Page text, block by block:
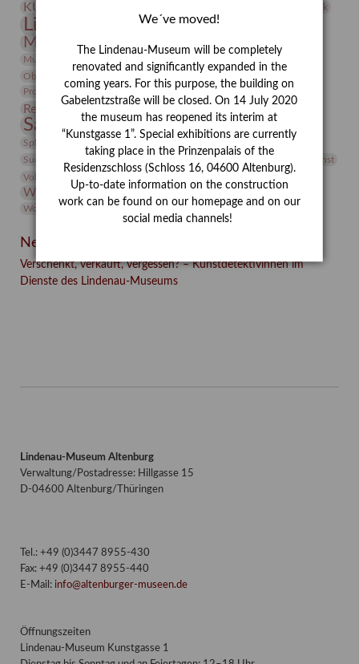
KUNSTWAND Lehmbruck
Lindenau-Museum Marstall
Museumsgeschichte Museumsnacht
Museumspädagogik Natur
Neue Remise
Objekt im Fokus
Peter Schnürpel Phelloplastik
Provenienz
Provenienzforschung
Restaurierung Ruth Wolf-Rehfeld
Sammlung Samstagszeichner
Sphinx
studio Studio Bildende Kunst
studioDIGITAL
Suermondt-Ludwig-Museum
Vermittlung
Videokunst
Volontariat
Weihnachten
Werkbetrachtung Wissenschaft
Wolf und Hund
Zirkuswoche
Neueste Beiträge
Verschenkt, verkauft, vergessen? – Kunstdetektivinnen im
Dienste des Lindenau-Museums
Lindenau-Museum Altenburg
Verwaltung/Postadresse: Hillgasse 15
D-04600 Altenburg/Thüringen
Tel.: +49 (0)3447 8955-430
Fax: +49 (0)3447 8955-440
E-Mail: info@altenburger-museen.de
Öffnungszeiten
Lindenau-Museum Kunstgasse 1
We´ve moved!
The Lindenau-Museum will be completely
renovated and significantly expanded in the
coming years. For this purpose, the building on
Gabelentzstraße will be closed. On 14 July 2020
the museum has reopened its interim at
“Kunstgasse 1”. Special exhibitions are currently
taking place in the Prinzenpalais of the
Residenzschloss (Schloss 16, 04600 Altenburg).
Up-to-date information on the construction
work can be found on our homepage and on our
social media channels!